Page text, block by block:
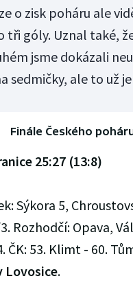
o zisk poháru ale
tři góly. Uznal také,
jsme dokázali
sedmičky, ale to už
Finále Českého
25:27 (13:8)
Sýkora 5,
Rozhodčí: Opava,
ČK: 53. Klimt - 60.
Lovosice.